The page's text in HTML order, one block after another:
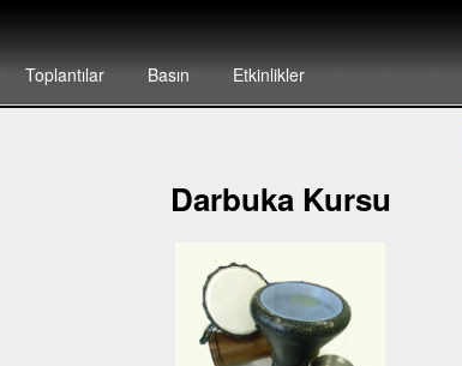
Toplantılar Basın Etkinlikler
Darbuka Kursu